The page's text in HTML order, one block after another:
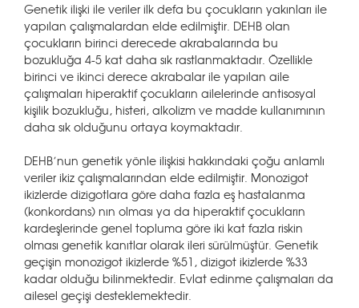
Genetik ilişki ile veriler ilk defa bu çocukların yakınları ile
yapılan çalışmalardan elde edilmiştir. DEHB olan
çocukların birinci derecede akrabalarında bu
bozukluğa 4-5 kat daha sık rastlanmaktadır. Özellikle
birinci ve ikinci derece akrabalar ile yapılan aile
çalışmaları hiperaktif çocukların ailelerinde antisosyal
kişilik bozukluğu, histeri, alkolizm ve madde kullanımının
daha sık olduğunu ortaya koymaktadır.
DEHB’nun genetik yönle ilişkisi hakkındaki çoğu anlamlı
veriler ikiz çalışmalarından elde edilmiştir. Monozigot
ikizlerde dizigotlara göre daha fazla eş hastalanma
(konkordans) nın olması ya da hiperaktif çocukların
kardeşlerinde genel topluma göre iki kat fazla riskin
olması genetik kanıtlar olarak ileri sürülmüştür. Genetik
geçişin monozigot ikizlerde %51, dizigot ikizlerde %33
kadar olduğu bilinmektedir. Evlat edinme çalışmaları da
ailesel geçişi desteklemektedir.